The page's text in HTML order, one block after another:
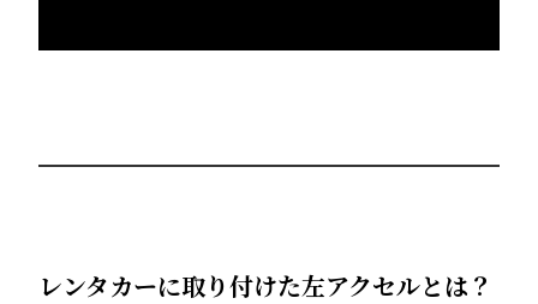
レンタカーに取り付けた左アクセルとは？